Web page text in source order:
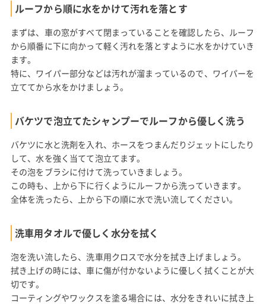
ルーフから順に水をかけて汚れを落とす
まずは、車の窓がすべて閉まっていることを確認したら、ルーフ
から順番に下に向かって軽く汚れを落とすように水をかけていき
ます。
特に、ワイパー部分などは汚れが溜まっているので、ワイパーを
立ててから水をかけましょう。
バケツで泡立てたシャンプーでルーフから優しく洗う
バケツに水と洗剤を入れ、ホースをつまんだりジェットにしたり
して、水を強く当てて泡立てます。
その泡をブラシに付けて洗っていきましょう。
この時も、上から下に行くようにルーフから洗っていきます。
全体を洗ったら、上から下の順に水で洗い流してください。
洗車用タオルで優しく水分を拭く
泡を洗い流したら、洗車用クロスで水分を拭き上げましょう。
拭き上げの時には、車に傷が付かないように優しく拭くことが大
切です。
コーティングやワックスを塗る場合には、水分をきれいに拭き上